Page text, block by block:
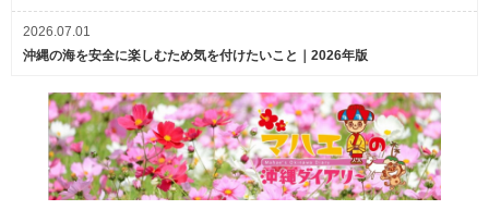
2026.07.01
沖縄の海を安全に楽しむため気を付けたいこと｜2026年版